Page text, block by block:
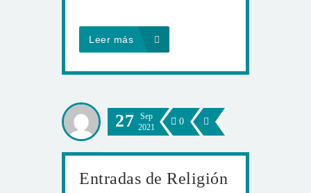
Leer más
27
Sep
2021
0
Entradas de Religión